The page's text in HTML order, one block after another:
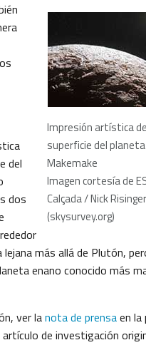
Impresión artística
superficie del
Makemake
Imagen cortesía de
Calçada / Nick Risinger
(skysurvey.org)
del
dos
más allá de Plutón,
enano conocido más
ver lanota de prensaen la
de investigación